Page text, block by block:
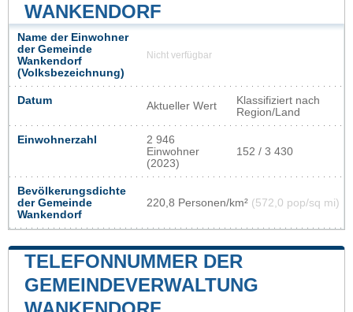
WANKENDORF
Name der Einwohner
der Gemeinde
Wankendorf
(Volksbezeichnung)
Nicht verfügbar
Datum Aktueller Wert
Klassifiziert nach
Region/Land
Einwohnerzahl
2 946
Einwohner
(2023)
152 / 3 430
Bevölkerungsdichte
der Gemeinde
Wankendorf
220,8 Personen/km² (572,0 pop/sq mi)
TELEFONNUMMER DER
GEMEINDEVERWALTUNG